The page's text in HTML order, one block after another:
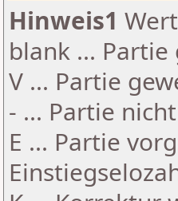
Hinweis1
blank ...
V ... Partie
- ... Partie
E ... Partie